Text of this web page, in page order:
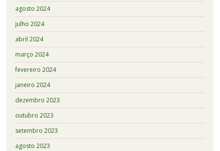
agosto 2024
julho 2024
abril 2024
março 2024
fevereiro 2024
janeiro 2024
dezembro 2023
outubro 2023
setembro 2023
agosto 2023